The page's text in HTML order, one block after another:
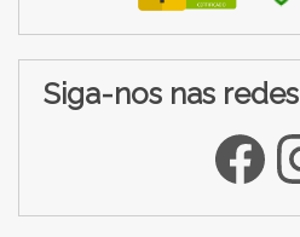
Siga-nos nas redes